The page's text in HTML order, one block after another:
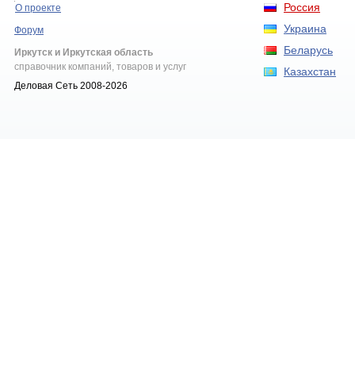
Россия
Украина
Беларусь
Казахстан
О проекте
Форум
Иркутск и Иркутская область
справочник компаний, товаров и услуг
Деловая Сеть 2008-2026